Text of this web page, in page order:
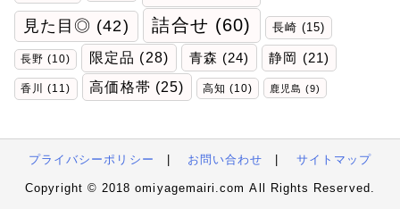
見た目◎ (42) 詰合せ (60) 長崎 (15)
長野 (10) 限定品 (28) 青森 (24) 静岡 (21)
香川 (11) 高価格帯 (25) 高知 (10) 鹿児島 (9)
プライバシーポリシー お問い合わせ サイトマップ
Copyright © 2018 omiyagemairi.com All Rights Reserved.